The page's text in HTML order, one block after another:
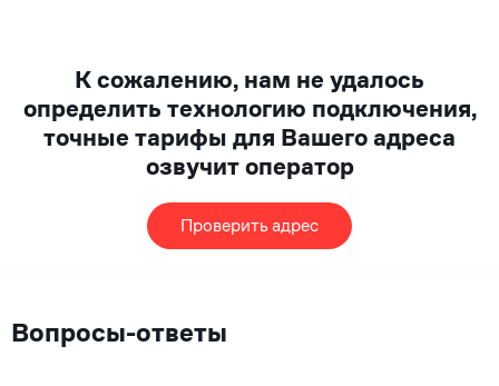
К сожалению, нам не удалось
определить технологию подключения,
точные тарифы для Вашего адреса
озвучит оператор
Проверить адрес
Вопросы-ответы